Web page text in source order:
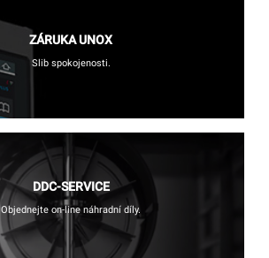
ZÁRUKA UNOX
Slib spokojenosti.
DDC-SERVICE
Objednejte on-line náhradní díly.